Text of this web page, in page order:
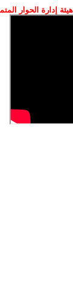
إدارة الحوار